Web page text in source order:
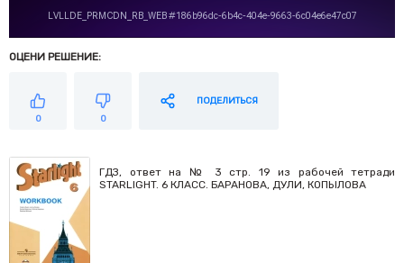
ОЦЕНИ РЕШЕНИЕ:
0 0
ПОДЕЛИТЬСЯ
ГДЗ, ответ на № 3 стр. 19 из рабочей тетради
STARLIGHT. 6 КЛАСС. БАРАНОВА, ДУЛИ, КОПЫЛОВА